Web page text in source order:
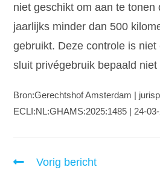
niet geschikt om aan te tonen
jaarlijks minder dan 500
gebruikt. Deze controle is
sluit privégebruik bepaald niet
Bron:Gerechtshof Amsterdam |
ECLI:NL:GHAMS:2025:1485 | 24-
Vorig bericht